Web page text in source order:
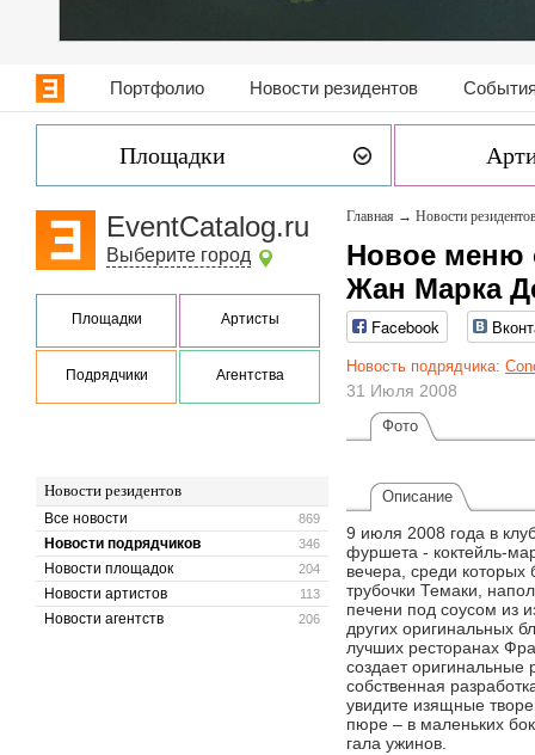
Портфолио Новости резидентов
Площадки
EventCatalog.ru
Выберите город
Площадки Артисты
Подрядчики Агентства
Новости резидентов
869
Все новости
346
Новости подрядчиков
204
Новости площадок
113
Новости артистов
206
Новости агентств
Главная → Новости
Новое меню
Жан Марка
Facebook
Новость подрядчика:
31 Июля 2008
Фото
Описание
9 июля 2008 года в
фуршета - коктейль-
вечера, среди
трубочки Темаки,
печени под соусом из
других оригинальных
лучших ресторанах
создает
собственная
увидите изящные
пюре – в маленьких
гала ужинов.